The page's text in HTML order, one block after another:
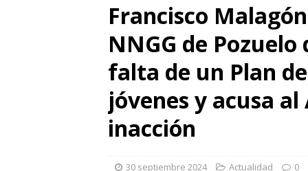
[ 5 agosto 2026 ]
aficionados al
DEPORTES
deporte el verano
Francisco
NNGG de
falta de un Plan
jóvenes y acusa
inacción
30 septiembre 2024 Actualidad 0